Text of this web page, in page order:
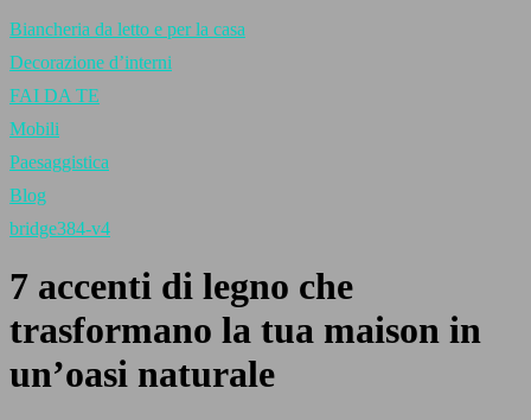
Biancheria da letto e per la casa
Decorazione d’interni
FAI DA TE
Mobili
Paesaggistica
Blog
bridge384-v4
7 accenti di legno che
trasformano la tua maison in
un’oasi naturale